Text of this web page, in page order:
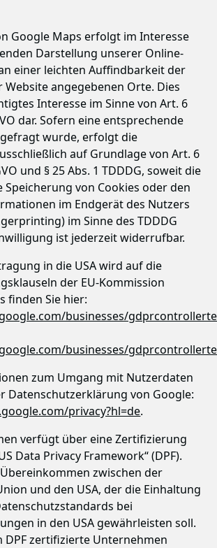
Google Maps erfolgt im Interesse
Darstellung unserer Online-
einer leichten Auffindbarkeit der
Website angegebenen Orte. Dies
Interesse im Sinne von Art. 6
dar. Sofern eine entsprechende
wurde, erfolgt die
auf Grundlage von Art. 6
und § 25 Abs. 1 TDDDG, soweit die
Speicherung von Cookies oder den
im Endgerät des Nutzers
im Sinne des TDDDG
ist jederzeit widerrufbar.
in die USA wird auf die
der EU-Kommission
finden Sie hier:
businesses/
businesses/
zum Umgang mit Nutzerdaten
Datenschutzerklärung von Google:
privacy?hl=de.
verfügt über eine Zertifizierung
Data Privacy Framework“ (DPF).
zwischen der
und den USA, der die Einhaltung
bei
in den USA gewährleisten soll.
DPF zertifizierte Unternehmen